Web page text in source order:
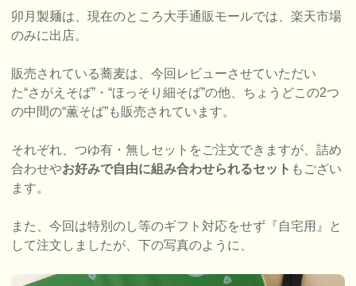
卯月製麺は、現在のところ大手通販モールでは、楽天市場
のみに出店。
販売されている蕎麦は、今回レビューさせていただい
た“さがえそば”・“ほっそり細そば”の他、ちょうどこの2つ
の中間の“薫そば”も販売されています。
それぞれ、つゆ有・無しセットをご注文できますが、詰め
合わせやお好みで自由に組み合わせられるセット もござい
ます。
また、今回は特別のし等のギフト対応をせず『自宅用』と
して注文しましたが、下の写真のように、